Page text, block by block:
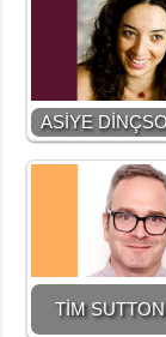
ASİYE
TİM